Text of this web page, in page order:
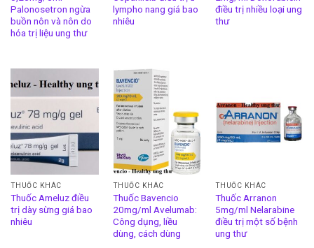
Palonosetron ngừa
buồn nôn và nôn do
hóa trị liệu ung thư
lympho nang giá bao
nhiêu
điều trị nhiều loại ung
thư
THUỐC KHÁC
Thuốc Ameluz điều
trị dày sừng giá bao
nhiêu
THUỐC KHÁC
Thuốc Bavencio
20mg/ml Avelumab:
Công dụng, liều
dùng, cách dùng
THUỐC KHÁC
Thuốc Arranon
5mg/ml Nelarabine
điều trị một số bệnh
ung thư